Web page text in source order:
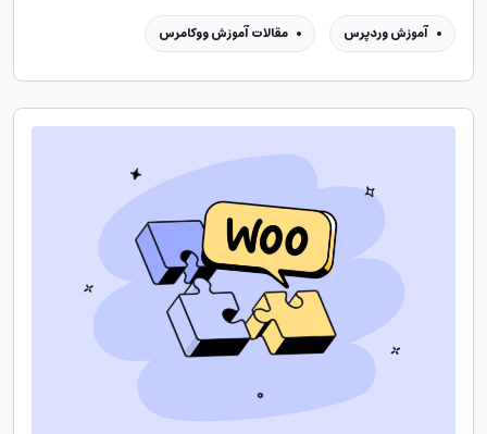
آموزش وردپرس مقالات آموزش ووکامرس